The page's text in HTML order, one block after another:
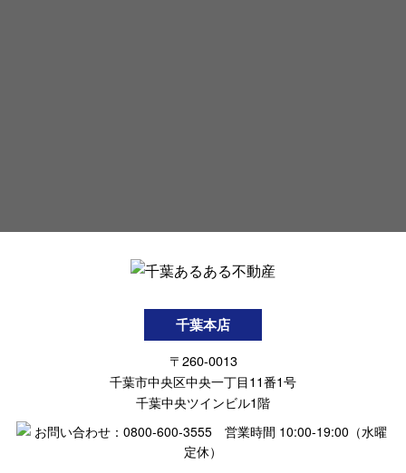
千葉本店
〒260-0013
千葉市中央区中央一丁目11番1号
千葉中央ツインビル1階